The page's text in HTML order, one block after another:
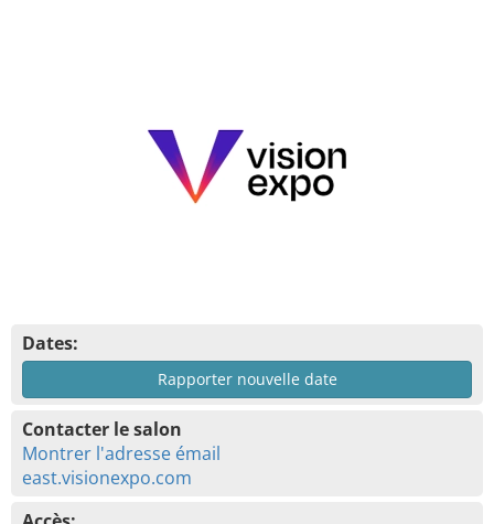
Dates:
Rapporter nouvelle date
Contacter le salon
Montrer l'adresse émail
east.visionexpo.com